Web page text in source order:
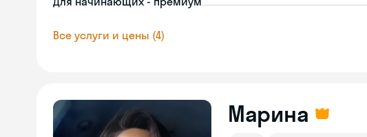
Все услуги и цены (4)
Марина